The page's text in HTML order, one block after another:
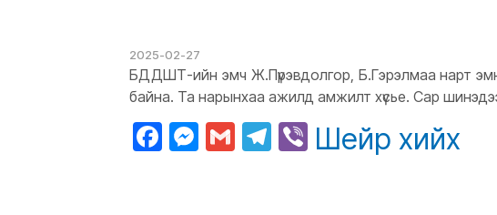
2025-02-27
БДДШТ-ийн эмч Ж.Пүрэвдолгор, Б.Гэрэлмаа нарт
байна. Та нарынхаа ажилд амжилт хүсье. Сар
Facebook
Messenger
GmailTelegram
Viber
Шейр хийх